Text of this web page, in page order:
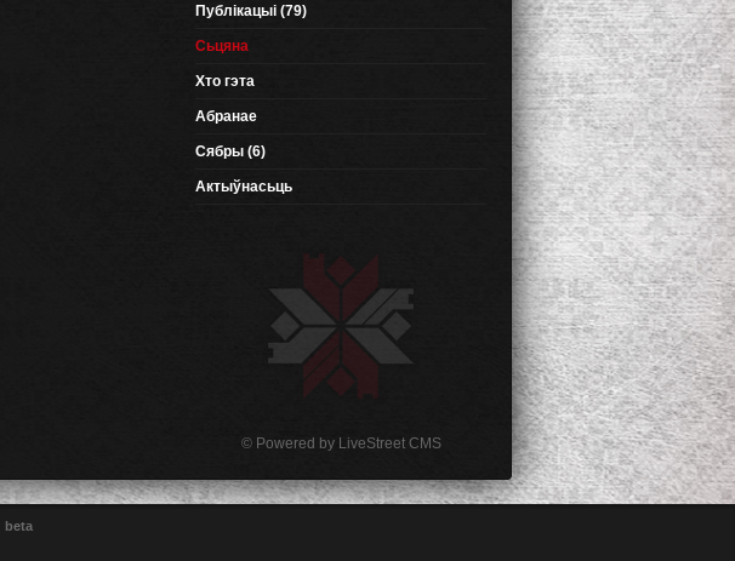
Публікацыі (79)
Сьцяна
Хто гэта
Абранае
Сябры (6)
Актыўнасьць
© Powered by LiveStreet CMS
beta